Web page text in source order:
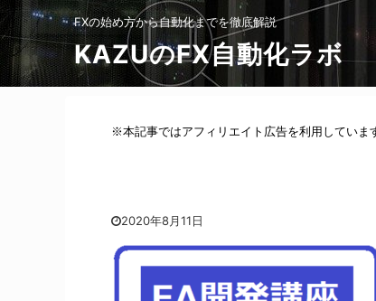
FXの始め方から自動化までを徹底解説
KAZUのFX自動化ラボ
※本記事ではアフィリエイト広告を利用していま
2020年8月11日